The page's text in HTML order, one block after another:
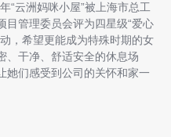
“云洲妈咪小屋”被上海市总工
目管理委员会评为四星级“爱心
，希望更能成为特殊时期的女
、干净、舒适安全的休息场
她们感受到公司的关怀和家一